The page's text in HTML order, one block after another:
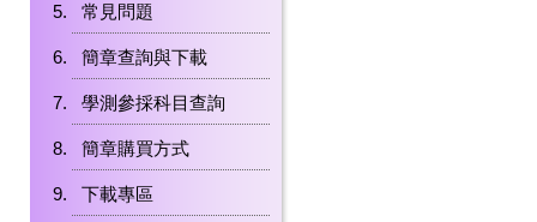
常見問題
簡章查詢與下載
學測參採科目查詢
簡章購買方式
下載專區